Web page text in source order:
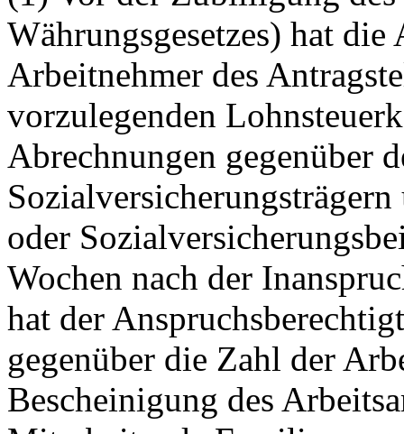
Währungsgesetzes) hat
Arbeitnehmer des
vorzulegenden
Abrechnungen gegenüber
oder
Wochen nach der
hat der
gegenüber die Zahl der
Bescheinigung des